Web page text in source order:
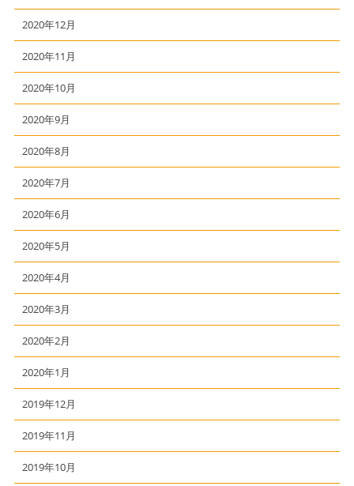
2020年12月
2020年11月
2020年10月
2020年9月
2020年8月
2020年7月
2020年6月
2020年5月
2020年4月
2020年3月
2020年2月
2020年1月
2019年12月
2019年11月
2019年10月